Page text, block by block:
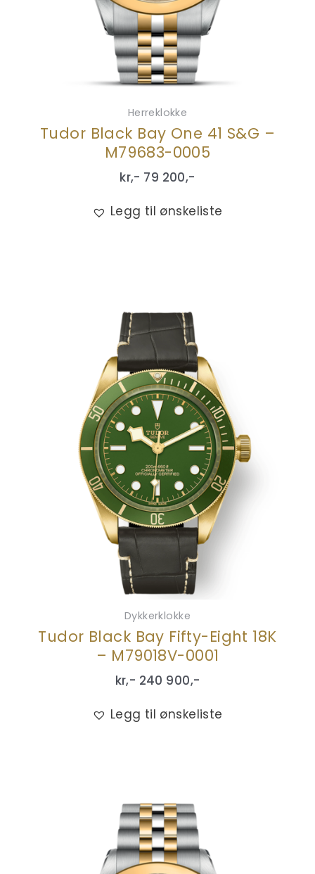
Herreklokke
Tudor Black Bay One 41 S&G –
M79683-0005
kr,- 79 200,-
Legg til ønskeliste
Dykkerklokke
Tudor Black Bay Fifty-Eight 18K
– M79018V-0001
kr,- 240 900,-
Legg til ønskeliste